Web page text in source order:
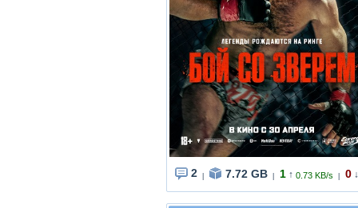
2 7.72 GB 1 ↑ 0.73 KB/s 0 ↓